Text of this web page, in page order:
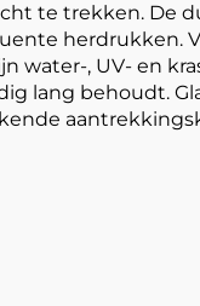
te trekken. De
herdrukken.
water-, UV- en
lang behoudt.